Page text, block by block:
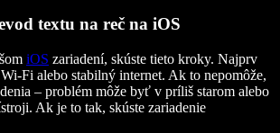
textu na reč na iOS
iOS zariadení, skúste tieto kroky. Najprv
alebo stabilný internet. Ak to nepomôže,
– problém môže byť v príliš starom alebo
Ak je to tak, skúste zariadenie